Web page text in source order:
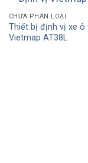
CHƯA PHÂN LOẠI
Thiết bị định vị xe ô
Vietmap AT38L